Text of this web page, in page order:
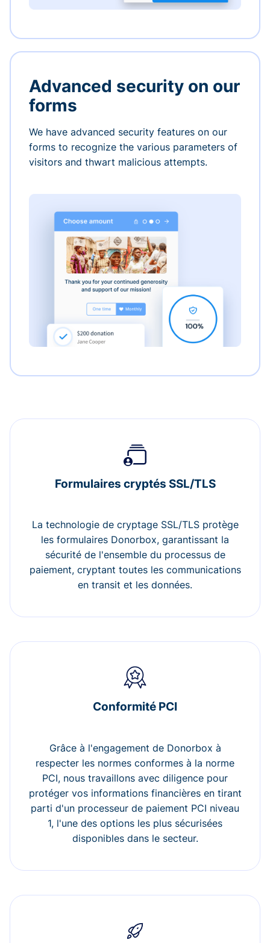
Advanced security on our
forms
We have advanced security features on our
forms to recognize the various parameters of
visitors and thwart malicious attempts.
Formulaires cryptés SSL/TLS
La technologie de cryptage SSL/TLS protège
les formulaires Donorbox, garantissant la
sécurité de l'ensemble du processus de
paiement, cryptant toutes les communications
en transit et les données.
Conformité PCI
Grâce à l'engagement de Donorbox à
respecter les normes conformes à la norme
PCI, nous travaillons avec diligence pour
protéger vos informations financières en tirant
parti d'un processeur de paiement PCI niveau
1, l'une des options les plus sécurisées
disponibles dans le secteur.